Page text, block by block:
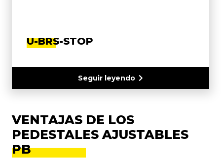
U-BRS-STOP
Seguir leyendo
VENTAJAS DE LOS
PEDESTALES AJUSTABLES
PB